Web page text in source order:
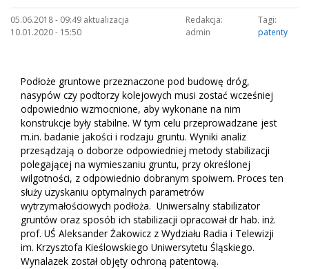
05.06.2018 - 09:49 aktualizacja
10.01.2020 - 15:50
Redakcja:
admin
Tagi:
patenty
Podłoże gruntowe przeznaczone pod budowę dróg,
nasypów czy podtorzy kolejowych musi zostać wcześniej
odpowiednio wzmocnione, aby wykonane na nim
konstrukcje były stabilne. W tym celu przeprowadzane jest
m.in. badanie jakości i rodzaju gruntu. Wyniki analiz
przesądzają o doborze odpowiedniej metody stabilizacji
polegającej na wymieszaniu gruntu, przy określonej
wilgotności, z odpowiednio dobranym spoiwem. Proces ten
służy uzyskaniu optymalnych parametrów
wytrzymałościowych podłoża. Uniwersalny stabilizator
gruntów oraz sposób ich stabilizacji opracował dr hab. inż.
prof. UŚ Aleksander Żakowicz z Wydziału Radia i Telewizji
im. Krzysztofa Kieślowskiego Uniwersytetu Śląskiego.
Wynalazek został objęty ochroną patentową.